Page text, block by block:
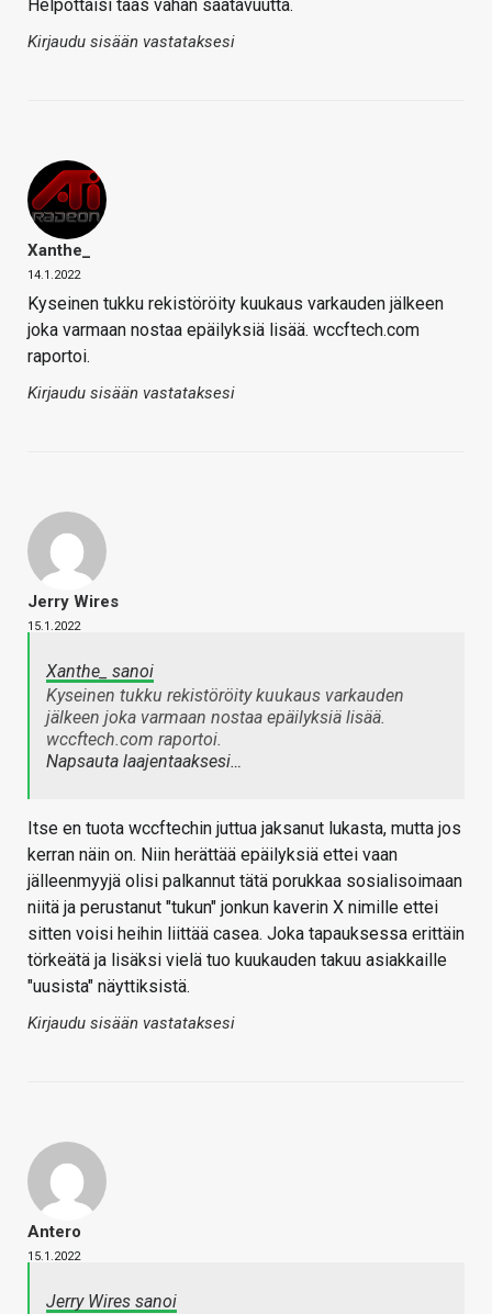
Helpottaisi taas vähän saatavuutta.
Kirjaudu sisään vastataksesi
Xanthe_
14.1.2022
Kyseinen tukku rekistöröity kuukaus varkauden jälkeen
joka varmaan nostaa epäilyksiä lisää. wccftech.com
raportoi.
Kirjaudu sisään vastataksesi
Jerry Wires
15.1.2022
Xanthe_ sanoi
Kyseinen tukku rekistöröity kuukaus varkauden
jälkeen joka varmaan nostaa epäilyksiä lisää.
wccftech.com raportoi.
Napsauta laajentaaksesi…
Itse en tuota wccftechin juttua jaksanut lukasta, mutta jos
kerran näin on. Niin herättää epäilyksiä ettei vaan
jälleenmyyjä olisi palkannut tätä porukkaa sosialisoimaan
niitä ja perustanut "tukun" jonkun kaverin X nimille ettei
sitten voisi heihin liittää casea. Joka tapauksessa erittäin
törkeätä ja lisäksi vielä tuo kuukauden takuu asiakkaille
"uusista" näyttiksistä.
Kirjaudu sisään vastataksesi
Antero
15.1.2022
Jerry Wires sanoi